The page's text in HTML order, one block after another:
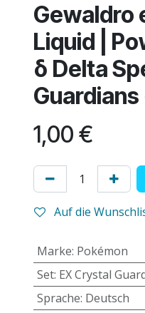
Gewaldro
Liquid |
δ Delta
1,00 €
Auf die
Marke: Pokémon
Set: EX Crystal
Sprache: Deutsch